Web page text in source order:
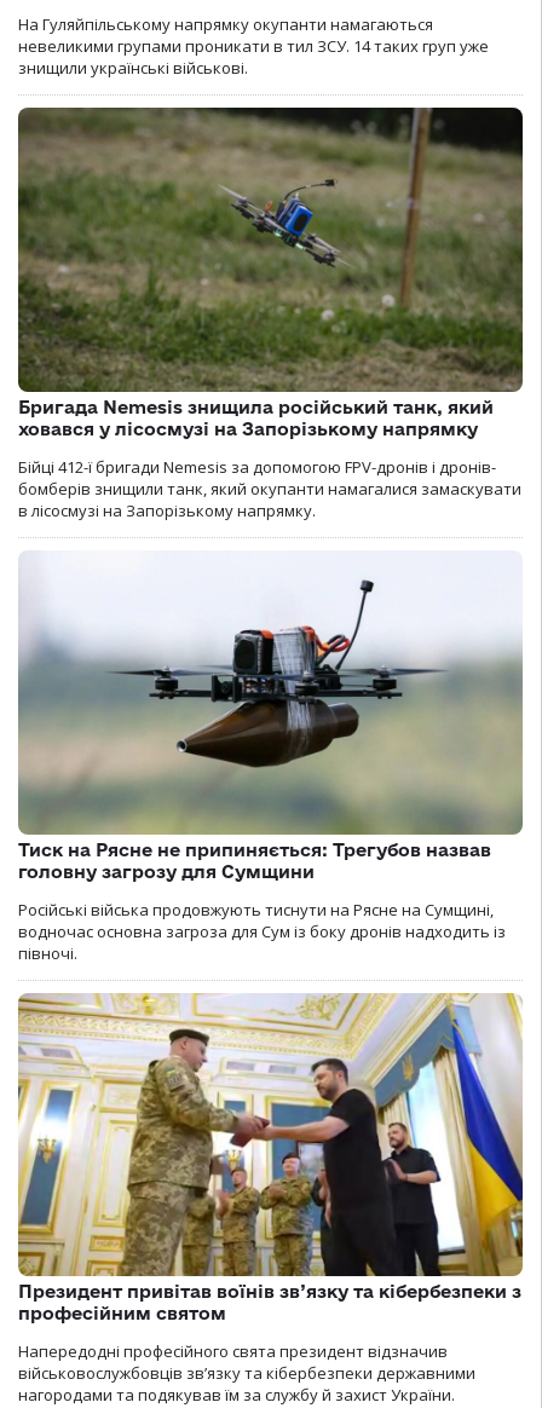
На Гуляйпільському напрямку окупанти намагаються
невеликими групами проникати в тил ЗСУ. 14 таких груп уже
знищили українські військові.
Бригада Nemesis знищила російський танк, який
ховався у лісосмузі на Запорізькому напрямку
Бійці 412-ї бригади Nemesis за допомогою FPV-дронів і дронів-
бомберів знищили танк, який окупанти намагалися замаскувати
в лісосмузі на Запорізькому напрямку.
Тиск на Рясне не припиняється: Трегубов назвав
головну загрозу для Сумщини
Російські війська продовжують тиснути на Рясне на Сумщині,
водночас основна загроза для Сум із боку дронів надходить із
півночі.
Президент привітав воїнів зв’язку та кібербезпеки з
професійним святом
Напередодні професійного свята президент відзначив
військовослужбовців зв’язку та кібербезпеки державними
нагородами та подякував їм за службу й захист України.